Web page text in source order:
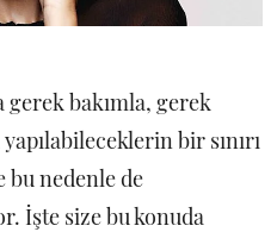
bakımla, gerek
bir sınırı
bu nedenle de
İşte size bu konuda